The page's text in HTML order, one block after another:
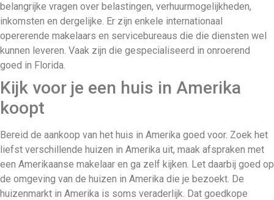
belangrijke vragen over belastingen, verhuurmogelijkheden,
inkomsten en dergelijke. Er zijn enkele internationaal
opererende makelaars en servicebureaus die die diensten wel
kunnen leveren. Vaak zijn die gespecialiseerd in onroerend
goed in Florida.
Kijk voor je een huis in Amerika
koopt
Bereid de aankoop van het huis in Amerika goed voor. Zoek het
liefst verschillende huizen in Amerika uit, maak afspraken met
een Amerikaanse makelaar en ga zelf kijken. Let daarbij goed op
de omgeving van de huizen in Amerika die je bezoekt. De
huizenmarkt in Amerika is soms veraderlijk. Dat goedkope